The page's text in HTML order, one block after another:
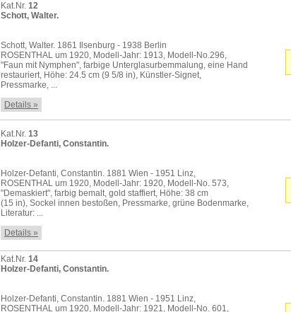
Kat.Nr. 12
Schott, Walter.
Schott, Walter. 1861 Ilsenburg - 1938 Berlin
ROSENTHAL um 1920, Modell-Jahr: 1913, Modell-No.296,
"Faun mit Nymphen", farbige Unterglasurbemmalung, eine Hand
restauriert, Höhe: 24.5 cm (9 5/8 in), Künstler-Signet,
Pressmarke, ...
Details »
Kat.Nr. 13
Holzer-Defanti, Constantin.
Holzer-Defanti, Constantin. 1881 Wien - 1951 Linz,
ROSENTHAL um 1920, Modell-Jahr: 1920, Modell-No. 573,
"Demaskiert", farbig bemalt, gold staffiert, Höhe: 38 cm
(15 in), Sockel innen bestoßen, Pressmarke, grüne Bodenmarke,
Literatur: ...
Details »
Kat.Nr. 14
Holzer-Defanti, Constantin.
Holzer-Defanti, Constantin. 1881 Wien - 1951 Linz,
ROSENTHAL um 1920, Modell-Jahr: 1921, Modell-No. 601,